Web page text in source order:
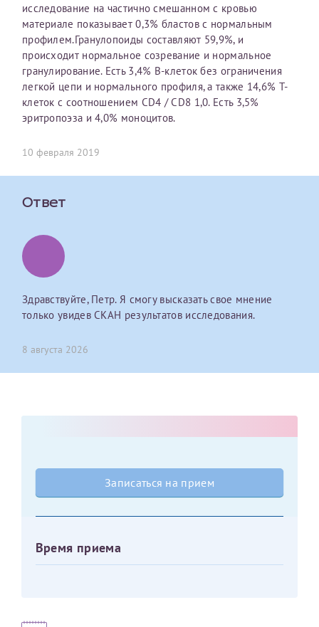
исследование на частично смешанном с кровью
материале показывает 0,3% бластов с нормальным
профилем.Гранулопоиды составляют 59,9%, и
происходит нормальное созревание и нормальное
гранулирование. Есть 3,4% В-клеток без ограничения
легкой цепи и нормального профиля, а также 14,6% Т-
клеток с соотношением CD4 / CD8 1,0. Есть 3,5%
эритропоэза и 4,0% моноцитов.
10 февраля 2019
Ответ
Здравствуйте, Петр. Я смогу высказать свое мнение
только увидев СКАН результатов исследования.
8 августа 2026
Записаться на прием
Время приема
Оставить отзыв
Принимаю условия Соглашения на обработку
персональных данных
Записаться на прием
Отчество*
Дата рождения*
Для предоставления в налоговые органы Российской
Имя*
Отчество*
ИНН Налогоплательщика*
За год/годы
2023